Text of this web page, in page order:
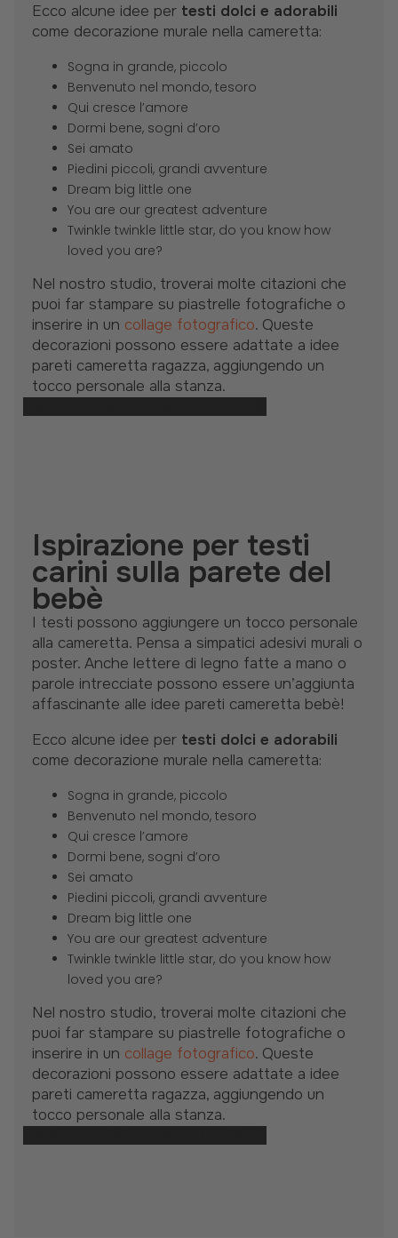
Ecco alcune idee per testi dolci e adorabili
come decorazione murale nella cameretta:
Sogna in grande, piccolo
Benvenuto nel mondo, tesoro
Qui cresce l’amore
Dormi bene, sogni d’oro
Sei amato
Piedini piccoli, grandi avventure
Dream big little one
You are our greatest adventure
Twinkle twinkle little star, do you know how
loved you are?
Nel nostro studio, troverai molte citazioni che
puoi far stampare su piastrelle fotografiche o
inserire in un collage fotografico. Queste
decorazioni possono essere adattate a idee
pareti cameretta ragazza, aggiungendo un
tocco personale alla stanza.
Ispirazione per testi
carini sulla parete del
bebè
I testi possono aggiungere un tocco personale
alla cameretta. Pensa a simpatici adesivi murali o
poster. Anche lettere di legno fatte a mano o
parole intrecciate possono essere un’aggiunta
affascinante alle idee pareti cameretta bebè!
Ecco alcune idee per testi dolci e adorabili
come decorazione murale nella cameretta:
Sogna in grande, piccolo
Benvenuto nel mondo, tesoro
Qui cresce l’amore
Dormi bene, sogni d’oro
Sei amato
Piedini piccoli, grandi avventure
Dream big little one
You are our greatest adventure
Twinkle twinkle little star, do you know how
loved you are?
Nel nostro studio, troverai molte citazioni che
puoi far stampare su piastrelle fotografiche o
inserire in un collage fotografico. Queste
decorazioni possono essere adattate a idee
pareti cameretta ragazza, aggiungendo un
tocco personale alla stanza.